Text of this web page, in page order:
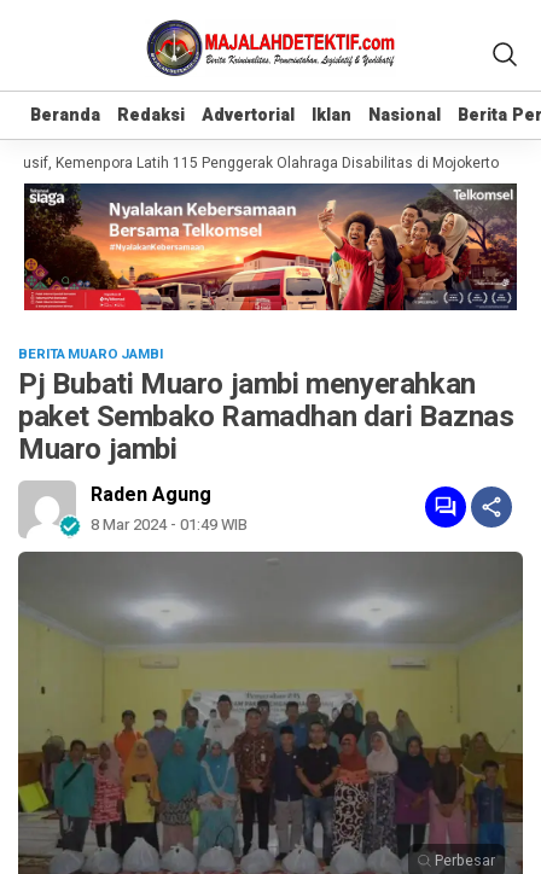
Beranda Redaksi Advertorial Iklan Nasional Berita
Beranda Redaksi Advertorial Iklan Nasional Berita
Kemenpora Latih 115 Penggerak Olahraga Disabilitas di Mojokerto
BERITA MUARO JAMBI
Pj Bubati Muaro jambi menyerahkan
paket Sembako Ramadhan dari Baznas
Muaro jambi
Raden Agung
8 Mar 2024 - 01:49 WIB
Perbesar